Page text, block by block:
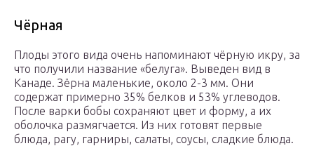
Чёрная
Плоды этого вида очень напоминают чёрную икру, за
что получили название «белуга». Выведен вид в
Канаде. Зёрна маленькие, около 2-3 мм. Они
содержат примерно 35% белков и 53% углеводов.
После варки бобы сохраняют цвет и форму, а их
оболочка размягчается. Из них готовят первые
блюда, рагу, гарниры, салаты, соусы, сладкие блюда.